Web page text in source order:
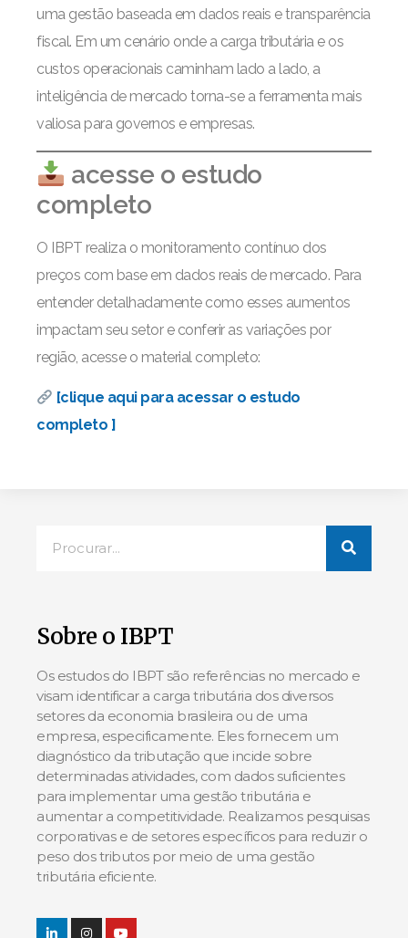
uma gestão baseada em dados reais e transparência
fiscal. Em um cenário onde a carga tributária e os
custos operacionais caminham lado a lado, a
inteligência de mercado torna-se a ferramenta mais
valiosa para governos e empresas.
acesse o estudo
completo
O IBPT realiza o monitoramento contínuo dos
preços com base em dados reais de mercado. Para
entender detalhadamente como esses aumentos
impactam seu setor e conferir as variações por
região, acesse o material completo:
[clique aqui para acessar o estudo
completo ]
Sobre o IBPT
Os estudos do IBPT são referências no mercado e
visam identificar a carga tributária dos diversos
setores da economia brasileira ou de uma
empresa, especificamente. Eles fornecem um
diagnóstico da tributação que incide sobre
determinadas atividades, com dados suficientes
para implementar uma gestão tributária e
aumentar a competitividade. Realizamos pesquisas
corporativas e de setores específicos para reduzir o
peso dos tributos por meio de uma gestão
tributária eficiente.